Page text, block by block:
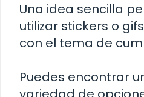
Una idea sencilla
utilizar stickers o
con el tema de
Puedes encontrar